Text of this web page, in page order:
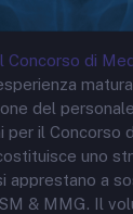
Concorso di
del
per il Concorso
uno
apprestano a
& MMG. Il